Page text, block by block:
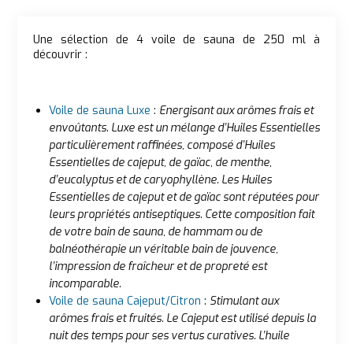
Description
Une sélection de 4 voile de sauna de 250 ml à
découvrir :
Voile de sauna Luxe : Energisant aux arômes frais et
envoûtants. Luxe est un mélange d’Huiles Essentielles
particulièrement raffinées, composé d’Huiles
Essentielles de cajeput, de gaïac, de menthe,
d’eucalyptus et de caryophyllène. Les Huiles
Essentielles de cajeput et de gaïac sont réputées pour
leurs propriétés antiseptiques. Cette composition fait
de votre bain de sauna, de hammam ou de
balnéothérapie un véritable bain de jouvence,
l’impression de fraîcheur et de propreté est
incomparable.
Voile de sauna Cajeput/Citron : Stimulant aux
arômes frais et fruités. Le Cajeput est utilisé depuis la
nuit des temps pour ses vertus curatives. L’huile